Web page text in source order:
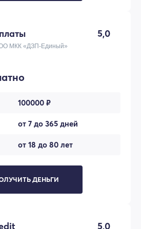
5,0
МКК «ДЗП-Единый»
100000 ₽
от 7 до 365 дней
от 18 до 80 лет
ДЕНЬГИ
5,0